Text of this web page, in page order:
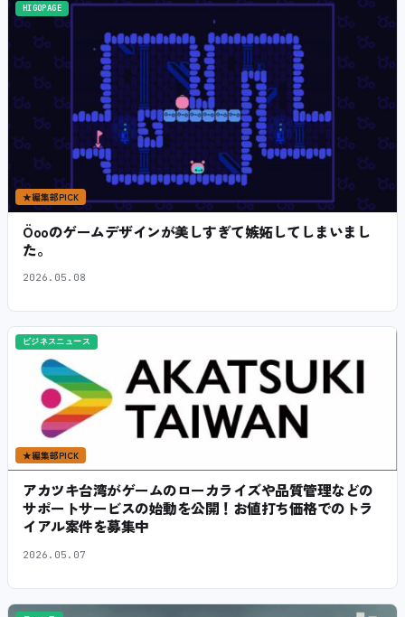
HIGOPAGE
★編集部PICK
Öooのゲームデザインが美しすぎて嫉妬してしまいまし
た。
2026.05.08
ビジネスニュース
★編集部PICK
アカツキ台湾がゲームのローカライズや品質管理などの
サポートサービスの始動を公開！お値打ち価格でのトラ
イアル案件を募集中
2026.05.07